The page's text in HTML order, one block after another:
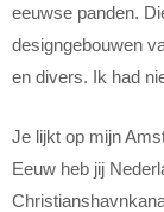
eeuwse panden.
designgebouwen
en divers. Ik had
Je lijkt op mijn
Eeuw heb jij